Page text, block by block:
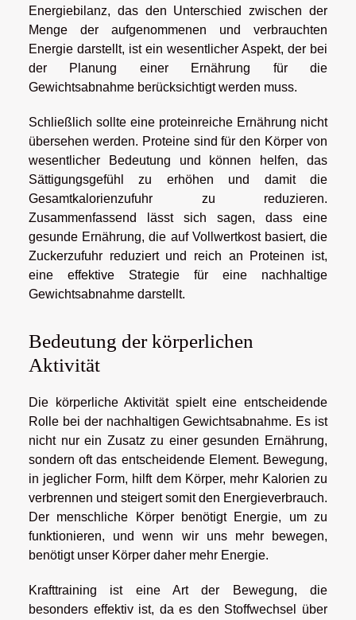
Energiebilanz, das den Unterschied zwischen der
Menge der aufgenommenen und verbrauchten
Energie darstellt, ist ein wesentlicher Aspekt, der bei
der Planung einer Ernährung für die
Gewichtsabnahme berücksichtigt werden muss.
Schließlich sollte eine proteinreiche Ernährung nicht
übersehen werden. Proteine sind für den Körper von
wesentlicher Bedeutung und können helfen, das
Sättigungsgefühl zu erhöhen und damit die
Gesamtkalorienzufuhr zu reduzieren.
Zusammenfassend lässt sich sagen, dass eine
gesunde Ernährung, die auf Vollwertkost basiert, die
Zuckerzufuhr reduziert und reich an Proteinen ist,
eine effektive Strategie für eine nachhaltige
Gewichtsabnahme darstellt.
Bedeutung der körperlichen
Aktivität
Die körperliche Aktivität spielt eine entscheidende
Rolle bei der nachhaltigen Gewichtsabnahme. Es ist
nicht nur ein Zusatz zu einer gesunden Ernährung,
sondern oft das entscheidende Element. Bewegung,
in jeglicher Form, hilft dem Körper, mehr Kalorien zu
verbrennen und steigert somit den Energieverbrauch.
Der menschliche Körper benötigt Energie, um zu
funktionieren, und wenn wir uns mehr bewegen,
benötigt unser Körper daher mehr Energie.
Krafttraining ist eine Art der Bewegung, die
besonders effektiv ist, da es den Stoffwechsel über